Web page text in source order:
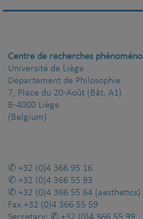
Centre de recherches
Université de Liège
Département de Philosophie
7, Place du 20-Août (Bât. A1)
B-4000 Liège
(Belgium)
+32 (0)4 366 95 16
+32 (0)4 366 55 93
+32 (0)4 366 55 64 (aesthetics)
Fax +32 (0)4 366 55 59